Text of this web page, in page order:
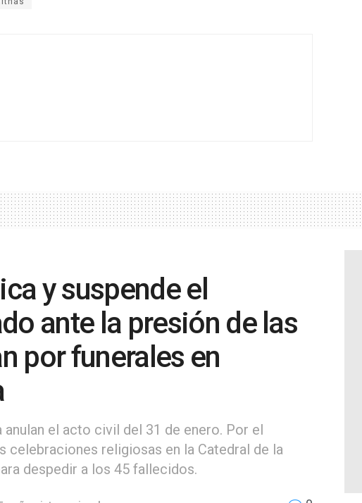
y suspende el
ante la presión de las
por funerales en
el acto civil del 31 de enero. Por el
celebraciones religiosas en la Catedral de la
despedir a los 45 fallecidos.